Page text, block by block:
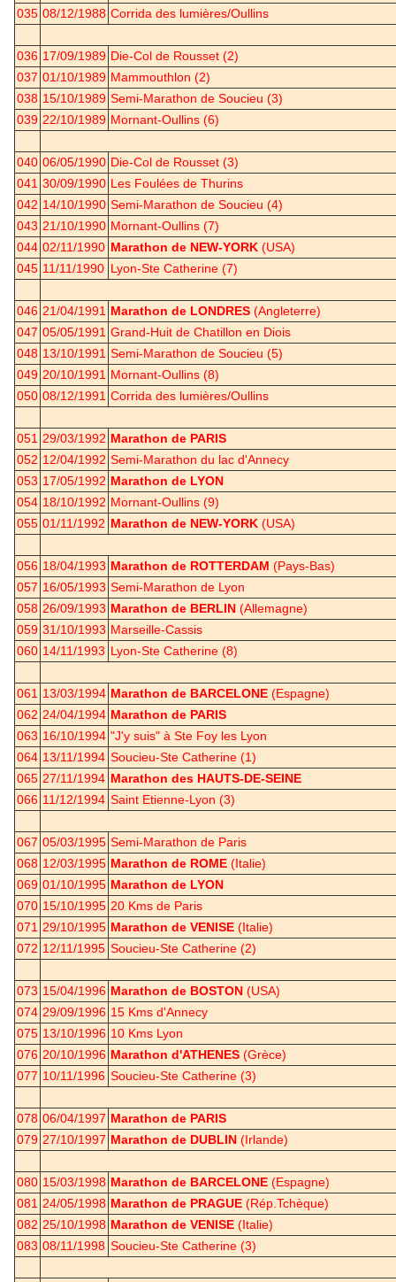
035 08/12/1988 Corrida des lumières/Oullins
036 17/09/1989 Die-Col de Rousset (2)
037 01/10/1989 Mammouthlon (2)
038 15/10/1989 Semi-Marathon de Soucieu (3)
039 22/10/1989 Mornant-Oullins (6)
040 06/05/1990 Die-Col de Rousset (3)
041 30/09/1990 Les Foulées de Thurins
042 14/10/1990 Semi-Marathon de Soucieu (4)
043 21/10/1990 Mornant-Oullins (7)
044 02/11/1990 Marathon de NEW-YORK (USA)
045 11/11/1990 Lyon-Ste Catherine (7)
046 21/04/1991 Marathon de LONDRES (Angleterre)
047 05/05/1991 Grand-Huit de Chatillon en Diois
048 13/10/1991 Semi-Marathon de Soucieu (5)
049 20/10/1991 Mornant-Oullins (8)
050 08/12/1991 Corrida des lumières/Oullins
051 29/03/1992 Marathon de PARIS
052 12/04/1992 Semi-Marathon du lac d'Annecy
053 17/05/1992 Marathon de LYON
054 18/10/1992 Mornant-Oullins (9)
055 01/11/1992 Marathon de NEW-YORK (USA)
056 18/04/1993 Marathon de ROTTERDAM (Pays-Bas)
057 16/05/1993 Semi-Marathon de Lyon
058 26/09/1993 Marathon de BERLIN (Allemagne)
059 31/10/1993 Marseille-Cassis
060 14/11/1993 Lyon-Ste Catherine (8)
061 13/03/1994 Marathon de BARCELONE (Espagne)
062 24/04/1994 Marathon de PARIS
063 16/10/1994 "J'y suis" à Ste Foy les Lyon
064 13/11/1994 Soucieu-Ste Catherine (1)
065 27/11/1994 Marathon des HAUTS-DE-SEINE
066 11/12/1994 Saint Etienne-Lyon (3)
067 05/03/1995 Semi-Marathon de Paris
068 12/03/1995 Marathon de ROME (Italie)
069 01/10/1995 Marathon de LYON
070 15/10/1995 20 Kms de Paris
071 29/10/1995 Marathon de VENISE (Italie)
072 12/11/1995 Soucieu-Ste Catherine (2)
073 15/04/1996 Marathon de BOSTON (USA)
074 29/09/1996 15 Kms d'Annecy
075 13/10/1996 10 Kms Lyon
076 20/10/1996 Marathon d'ATHENES (Grèce)
077 10/11/1996 Soucieu-Ste Catherine (3)
078 06/04/1997 Marathon de PARIS
079 27/10/1997 Marathon de DUBLIN (Irlande)
080 15/03/1998 Marathon de BARCELONE (Espagne)
081 24/05/1998 Marathon de PRAGUE (Rép.Tchèque)
082 25/10/1998 Marathon de VENISE (Italie)
083 08/11/1998 Soucieu-Ste Catherine (3)